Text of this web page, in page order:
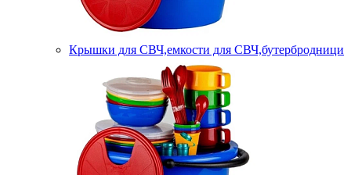
Крышки для СВЧ,емкости для СВЧ,бутербродници